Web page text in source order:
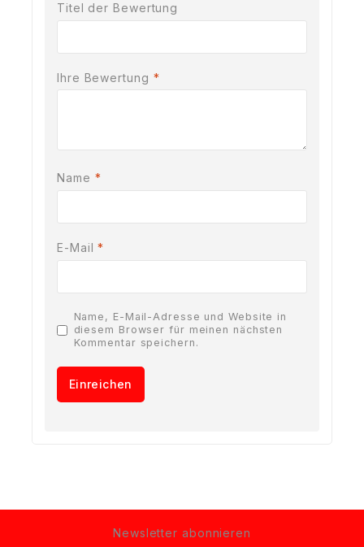
Titel der Bewertung
Ihre Bewertung *
Name *
E-Mail*
Name, E-Mail-Adresse und Website in
diesem Browser für meinen nächsten
Kommentar speichern.
Newsletter abonnieren